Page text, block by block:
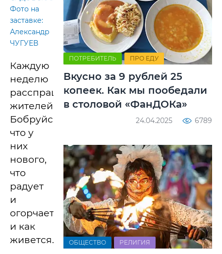
Фото на
заставке:
Александр
ЧУГУЕВ
Каждую
неделю
расспрашиваем
жителей
Бобруйска,
что у
них
нового,
что
радует
и
огорчает,
и как
живется.
ПОТРЕБИТЕЛЬ ПРО ЕДУ
Вкусно за 9 рублей 25
копеек. Как мы пообедали
в столовой «ФанДОКа»
24.04.2025 6789
ОБЩЕСТВО РЕЛИГИЯ